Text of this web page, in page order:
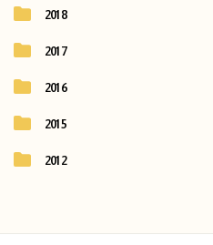
2018
2017
2016
2015
2012